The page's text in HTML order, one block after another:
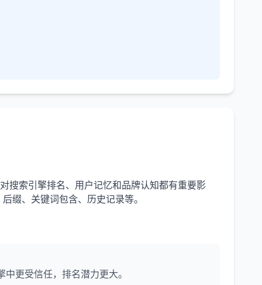
搜索引擎排名、用户记忆和品牌认知都有重要影
缀、关键词包含、历史记录等。
更受信任，排名潜力更大。